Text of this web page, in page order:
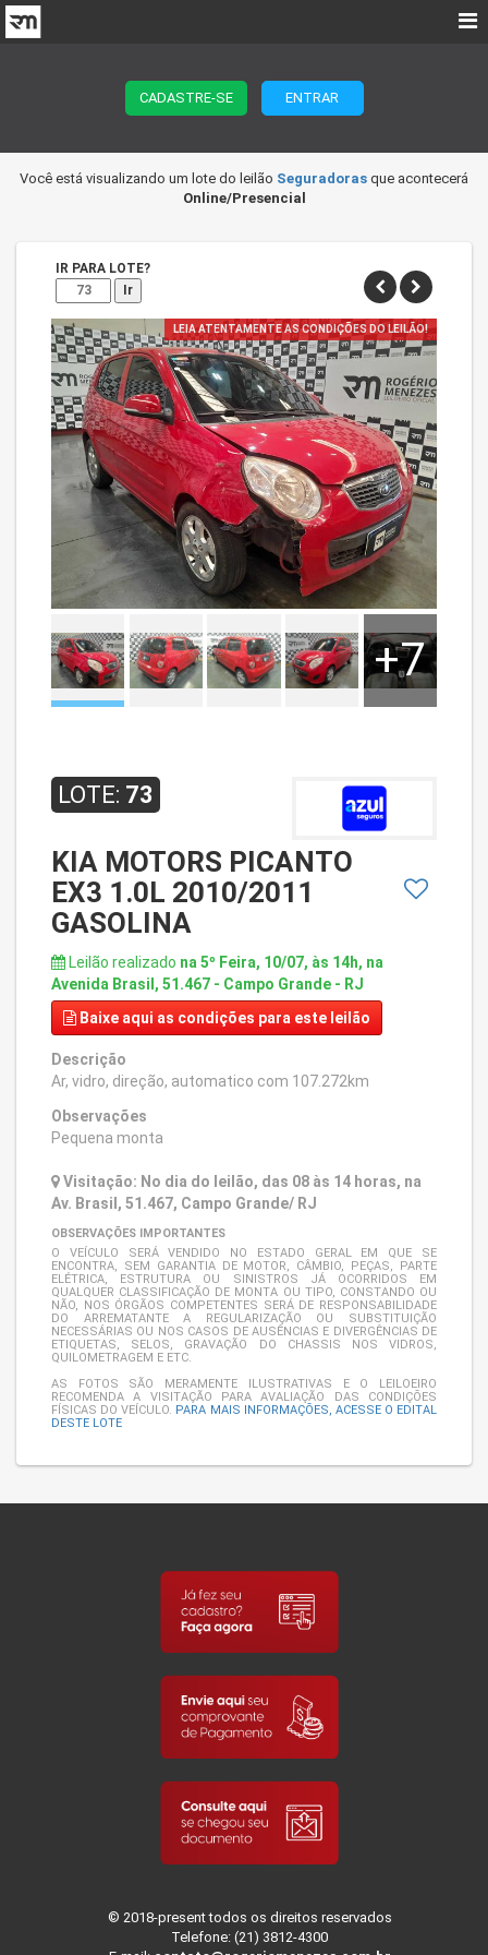
CADASTRE-SE ENTRAR
Você está visualizando um lote do leilão Seguradoras que acontecerá
Online/Presencial
IR PARA LOTE?
Ir
LEIA ATENTAMENTE AS CONDIÇÕES DO LEILÃO!
+7
LOTE: 73
KIA MOTORS PICANTO
EX3 1.0L 2010/2011
GASOLINA
Leilão realizado na 5º Feira, 10/07, às 14h, na
Avenida Brasil, 51.467 - Campo Grande - RJ
Baixe aqui as condições para este leilão
Descrição
Ar, vidro, direção, automatico com 107.272km
Observações
Pequena monta
Visitação: No dia do leilão, das 08 às 14 horas, na
Av. Brasil, 51.467, Campo Grande/ RJ
OBSERVAÇÕES IMPORTANTES
O VEÍCULO SERÁ VENDIDO NO ESTADO GERAL EM QUE SE
ENCONTRA, SEM GARANTIA DE MOTOR, CÂMBIO, PEÇAS, PARTE
ELÉTRICA, ESTRUTURA OU SINISTROS JÁ OCORRIDOS EM
QUALQUER CLASSIFICAÇÃO DE MONTA OU TIPO, CONSTANDO OU
NÃO, NOS ÓRGÃOS COMPETENTES SERÁ DE RESPONSABILIDADE
DO ARREMATANTE A REGULARIZAÇÃO OU SUBSTITUIÇÃO
NECESSÁRIAS OU NOS CASOS DE AUSÊNCIAS E DIVERGÊNCIAS DE
ETIQUETAS, SELOS, GRAVAÇÃO DO CHASSIS NOS VIDROS,
QUILOMETRAGEM E ETC.
AS FOTOS SÃO MERAMENTE ILUSTRATIVAS E O LEILOEIRO
RECOMENDA A VISITAÇÃO PARA AVALIAÇÃO DAS CONDIÇÕES
FÍSICAS DO VEÍCULO. PARA MAIS INFORMAÇÕES, ACESSE O EDITAL
DESTE LOTE
© 2018-present todos os direitos reservados
Telefone: (21) 3812-4300